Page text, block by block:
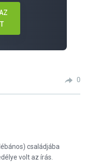
0
családjába
volt az írás.